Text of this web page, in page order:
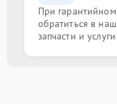
При
обратиться в
запчасти и